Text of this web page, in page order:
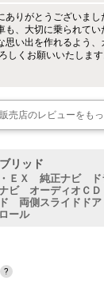
ありがとうございま
も、大切に乗られて
思い出を作れるよう
しくお願いいたします
売店のレビューをも
リッド
・ＥＸ 純正ナビ
ビ オーディオＣ
両側スライド
ール